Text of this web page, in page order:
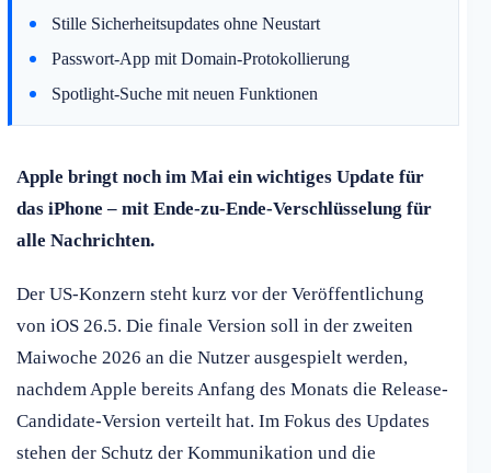
Stille Sicherheitsupdates ohne Neustart
Passwort-App mit Domain-Protokollierung
Spotlight-Suche mit neuen Funktionen
Apple bringt noch im Mai ein wichtiges Update für
das iPhone – mit Ende-zu-Ende-Verschlüsselung für
alle Nachrichten.
Der US-Konzern steht kurz vor der Veröffentlichung
von iOS 26.5. Die finale Version soll in der zweiten
Maiwoche 2026 an die Nutzer ausgespielt werden,
nachdem Apple bereits Anfang des Monats die Release-
Candidate-Version verteilt hat. Im Fokus des Updates
stehen der Schutz der Kommunikation und die